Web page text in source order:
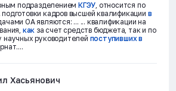
подразделениемКГЭУ, относится по
подготовки кадров высшей квалификации в
ОА являются: ... ... квалификации на
как за счет средств бюджета, так и по
научных руководителей поступившихв
Хасьянович